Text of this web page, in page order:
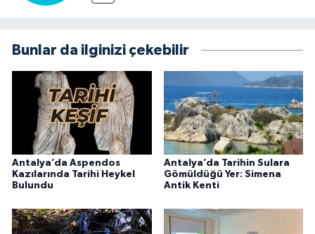
Bunlar da ilginizi çekebilir
Antalya’da Aspendos
Kazılarında Tarihi Heykel
Bulundu
Antalya’da Tarihin Sulara
Gömüldüğü Yer: Simena
Antik Kenti